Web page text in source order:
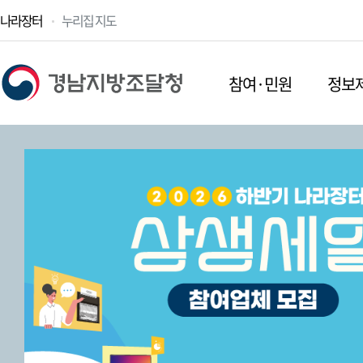
나라장터 누리집 지도
참여·민원 정보